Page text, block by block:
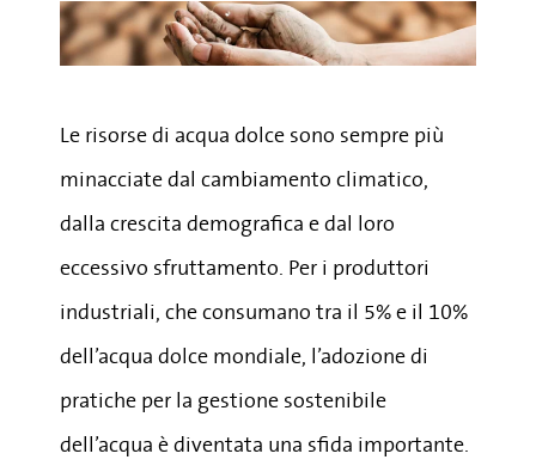
Le risorse di acqua dolce sono sempre più
minacciate dal cambiamento climatico,
dalla crescita demografica e dal loro
eccessivo sfruttamento. Per i produttori
industriali, che consumano tra il 5% e il 10%
dell’acqua dolce mondiale, l’adozione di
pratiche per la gestione sostenibile
dell’acqua è diventata una sfida importante.